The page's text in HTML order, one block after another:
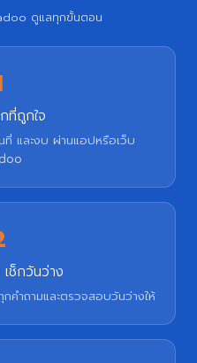
ดูแลทุกขั้นตอน
ที่ถูกใจ
ที่ และงบ ผ่านแอปหรือเว็บ
ช็กวันว่าง
ำถามและตรวจสอบวันว่างให้